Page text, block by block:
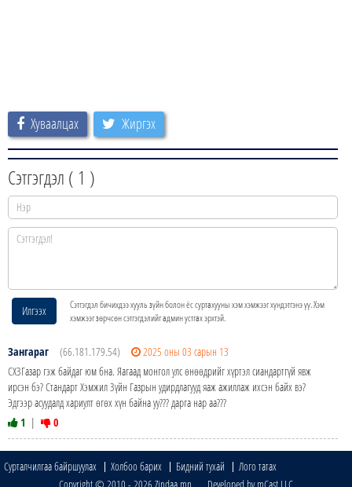
Хуваалцах Жиргэх
Сэтгэгдэл ( 1 )
Илгээх
Сэтгэгдэл бичихдээ хууль зүйн болон ёс суртахууны хэм хэмжээг хүндэтгэнэ үү. Хэм
хэмжээг зөрчсөн сэтгэгдэлийг админ устгах эрхтэй.
Зангараг (66.181.179.54)
2025 оны 03 сарын 13
СХЗГазар гэж байдаг юм бна. Яагаад монгол улс өнөөдрийг хүртэл сиандартгүй явж
ирсэн бэ? Стандарт Хэмжил Зүйн Газрын удирдлагууд яаж ажиллаж ихсэн байх вэ?
Эдгээр асуудалд хариулт өгөх хүн байна уу??? дарга нар аа???
1 | 0
Сурталчилгаа байршуулах Холбоо барих Бидний тухай
Лого татах